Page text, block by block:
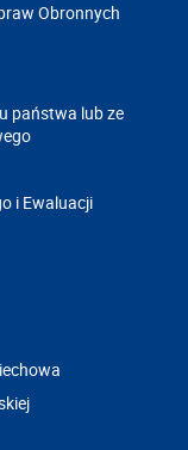
Obronnych
państwa lub ze
i Ewaluacji